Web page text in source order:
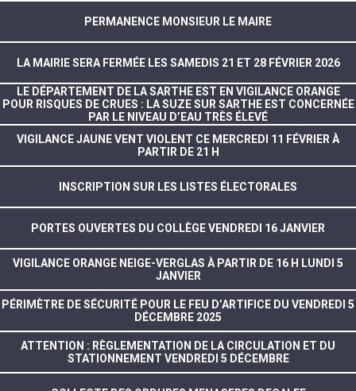
PERMANENCE MONSIEUR LE MAIRE
LA MAIRIE SERA FERMÉE LES SAMEDIS 21 ET 28 FÉVRIER 2026
LE DÉPARTEMENT DE LA SARTHE EST EN VIGILANCE ORANGE
POUR RISQUES DE CRUES : LA SUZE SUR SARTHE EST CONCERNÉE
PAR LE NIVEAU D’EAU TRÈS ÉLEVÉ
VIGILANCE JAUNE VENT VIOLENT CE MERCREDI 11 FÉVRIER À
PARTIR DE 21 H
INSCRIPTION SUR LES LISTES ÉLECTORALES
PORTES OUVERTES DU COLLÈGE VENDREDI 16 JANVIER
VIGILANCE ORANGE NEIGE-VERGLAS À PARTIR DE 16 H LUNDI 5
JANVIER
PÉRIMÈTRE DE SÉCURITÉ POUR LE FEU D’ARTIFICE DU VENDREDI 5
DÉCEMBRE 2025
ATTENTION : RÈGLEMENTATION DE LA CIRCULATION ET DU
STATIONNEMENT VENDREDI 5 DÉCEMBRE